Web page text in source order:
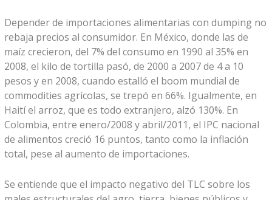
Depender de importaciones alimentarias con dumping no
rebaja precios al consumidor. En México, donde las de
maíz crecieron, del 7% del consumo en 1990 al 35% en
2008, el kilo de tortilla pasó, de 2000 a 2007 de 4 a 10
pesos y en 2008, cuando estalló el boom mundial de
commodities agrícolas, se trepó en 66%. Igualmente, en
Haití el arroz, que es todo extranjero, alzó 130%. En
Colombia, entre enero/2008 y abril/2011, el IPC nacional
de alimentos creció 16 puntos, tanto como la inflación
total, pese al aumento de importaciones.
Se entiende que el impacto negativo del TLC sobre los